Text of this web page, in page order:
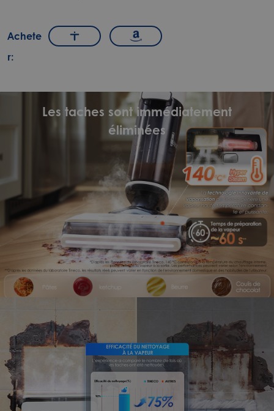
Achete
r:
Les taches sont immédiatement
éliminées